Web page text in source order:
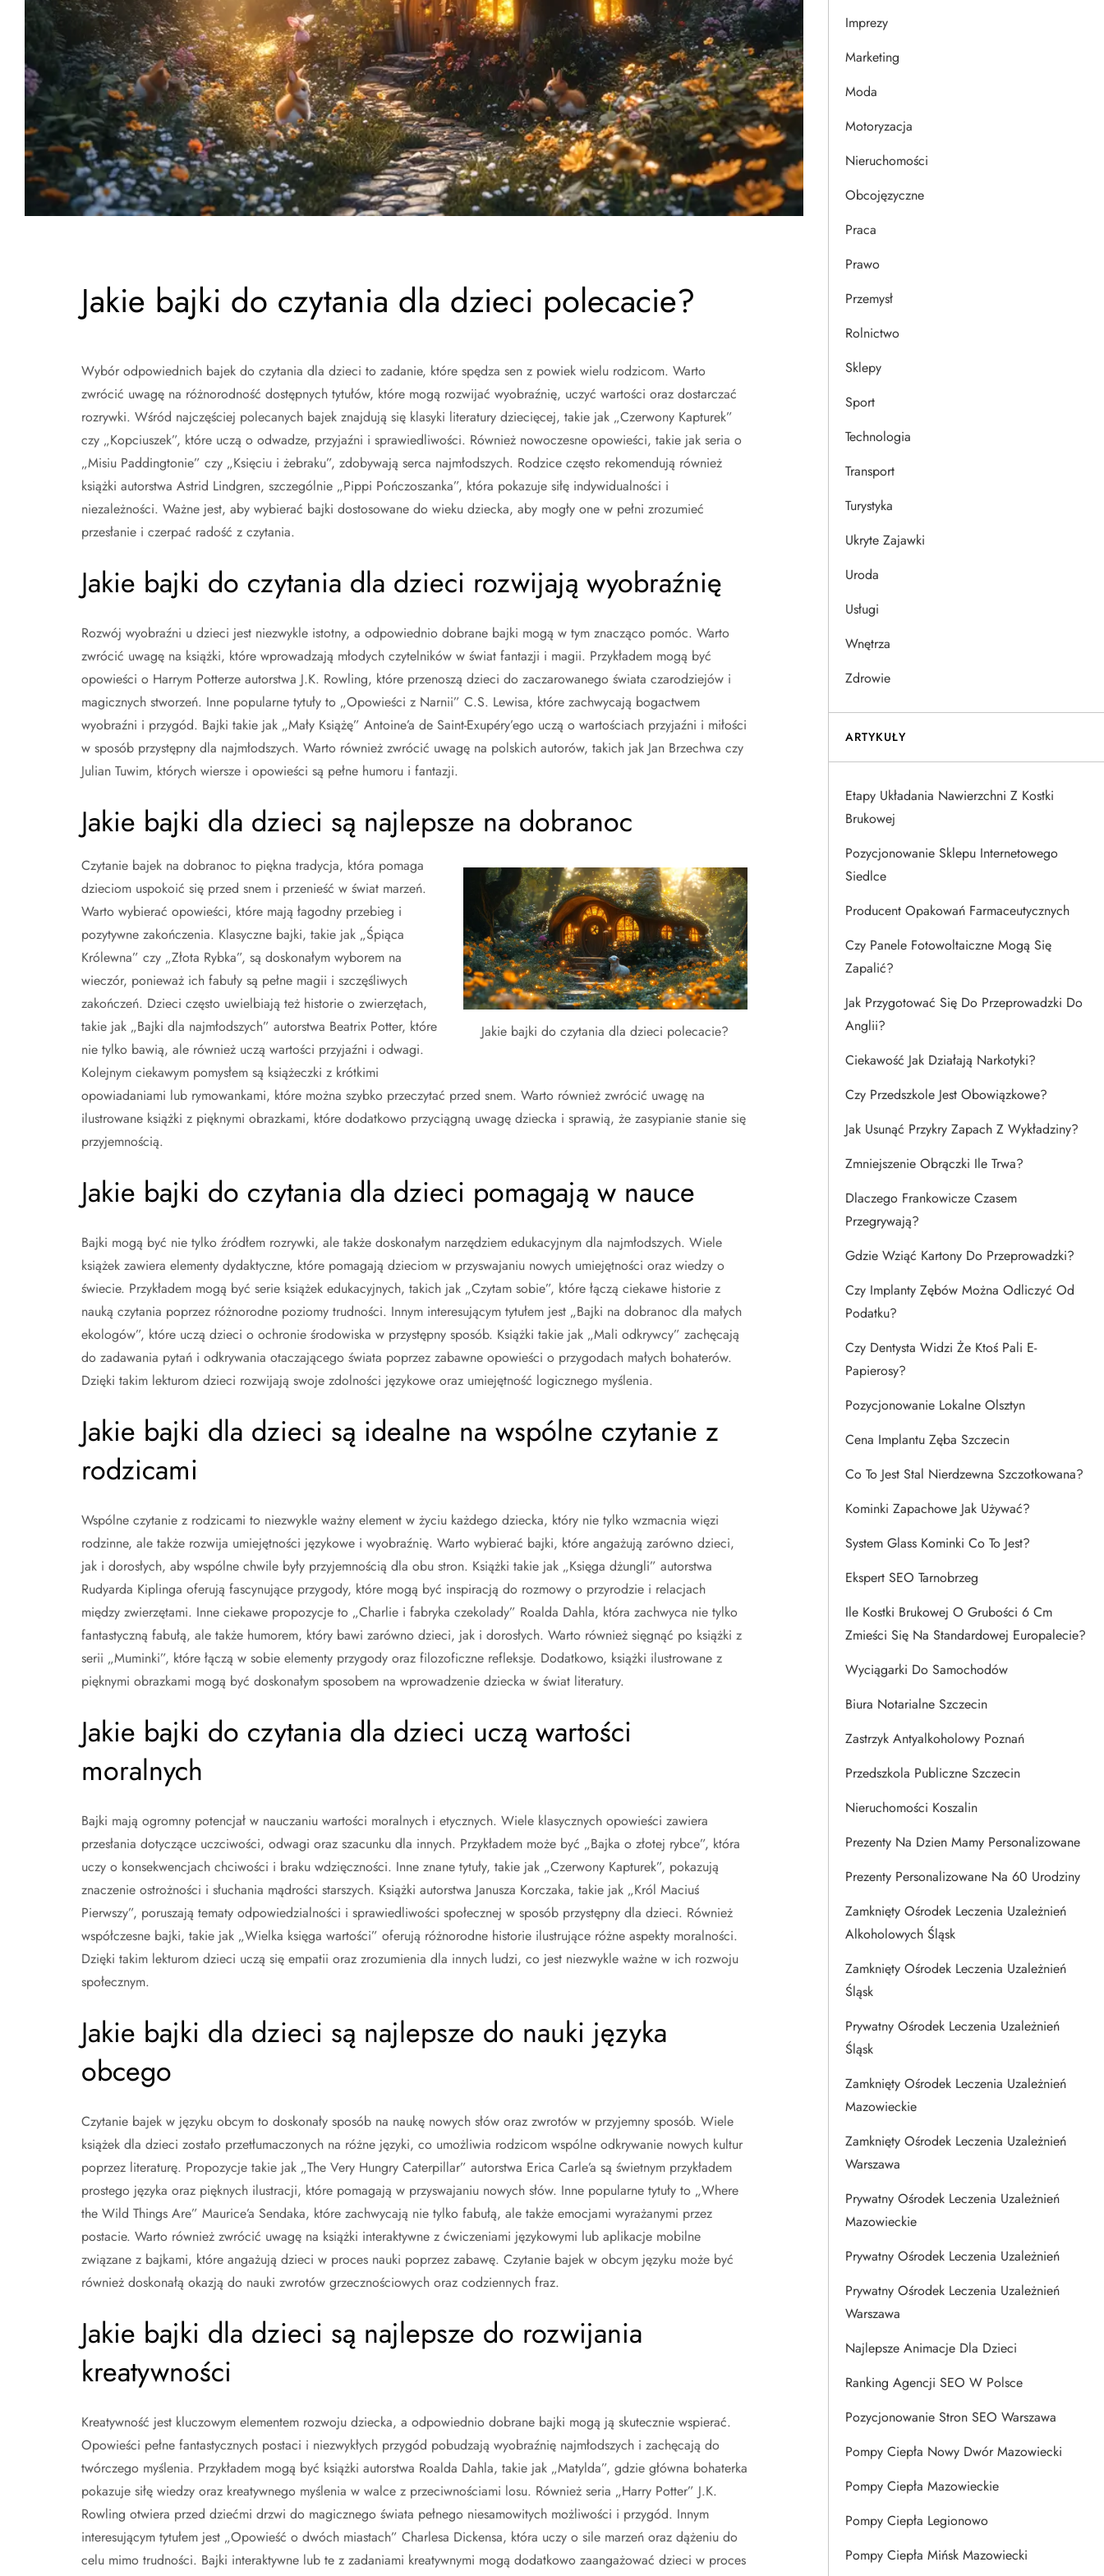
Jakie bajki do czytania dla dzieci polecacie?
Wybór odpowiednich bajek do czytania dla dzieci to zadanie, które spędza sen z powiek wielu rodzicom. Warto
zwrócić uwagę na różnorodność dostępnych tytułów, które mogą rozwijać wyobraźnię, uczyć wartości oraz dostarczać
rozrywki. Wśród najczęściej polecanych bajek znajdują się klasyki literatury dziecięcej, takie jak „Czerwony Kapturek”
czy „Kopciuszek”, które uczą o odwadze, przyjaźni i sprawiedliwości. Również nowoczesne opowieści, takie jak seria o
„Misiu Paddingtonie” czy „Księciu i żebraku”, zdobywają serca najmłodszych. Rodzice często rekomendują również
książki autorstwa Astrid Lindgren, szczególnie „Pippi Pończoszanka”, która pokazuje siłę indywidualności i
niezależności. Ważne jest, aby wybierać bajki dostosowane do wieku dziecka, aby mogły one w pełni zrozumieć
przesłanie i czerpać radość z czytania.
Jakie bajki do czytania dla dzieci rozwijają wyobraźnię
Rozwój wyobraźni u dzieci jest niezwykle istotny, a odpowiednio dobrane bajki mogą w tym znacząco pomóc. Warto
zwrócić uwagę na książki, które wprowadzają młodych czytelników w świat fantazji i magii. Przykładem mogą być
opowieści o Harrym Potterze autorstwa J.K. Rowling, które przenoszą dzieci do zaczarowanego świata czarodziejów i
magicznych stworzeń. Inne popularne tytuły to „Opowieści z Narnii” C.S. Lewisa, które zachwycają bogactwem
wyobraźni i przygód. Bajki takie jak „Mały Książę” Antoine’a de Saint-Exupéry’ego uczą o wartościach przyjaźni i miłości
w sposób przystępny dla najmłodszych. Warto również zwrócić uwagę na polskich autorów, takich jak Jan Brzechwa czy
Julian Tuwim, których wiersze i opowieści są pełne humoru i fantazji.
Jakie bajki dla dzieci są najlepsze na dobranoc
Jakie bajki do czytania dla dzieci polecacie?
Czytanie bajek na dobranoc to piękna tradycja, która pomaga
dzieciom uspokoić się przed snem i przenieść w świat marzeń.
Warto wybierać opowieści, które mają łagodny przebieg i
pozytywne zakończenia. Klasyczne bajki, takie jak „Śpiąca
Królewna” czy „Złota Rybka”, są doskonałym wyborem na
wieczór, ponieważ ich fabuły są pełne magii i szczęśliwych
zakończeń. Dzieci często uwielbiają też historie o zwierzętach,
takie jak „Bajki dla najmłodszych” autorstwa Beatrix Potter, które
nie tylko bawią, ale również uczą wartości przyjaźni i odwagi.
Kolejnym ciekawym pomysłem są książeczki z krótkimi
opowiadaniami lub rymowankami, które można szybko przeczytać przed snem. Warto również zwrócić uwagę na
ilustrowane książki z pięknymi obrazkami, które dodatkowo przyciągną uwagę dziecka i sprawią, że zasypianie stanie się
przyjemnością.
Jakie bajki do czytania dla dzieci pomagają w nauce
Bajki mogą być nie tylko źródłem rozrywki, ale także doskonałym narzędziem edukacyjnym dla najmłodszych. Wiele
książek zawiera elementy dydaktyczne, które pomagają dzieciom w przyswajaniu nowych umiejętności oraz wiedzy o
świecie. Przykładem mogą być serie książek edukacyjnych, takich jak „Czytam sobie”, które łączą ciekawe historie z
nauką czytania poprzez różnorodne poziomy trudności. Innym interesującym tytułem jest „Bajki na dobranoc dla małych
ekologów”, które uczą dzieci o ochronie środowiska w przystępny sposób. Książki takie jak „Mali odkrywcy” zachęcają
do zadawania pytań i odkrywania otaczającego świata poprzez zabawne opowieści o przygodach małych bohaterów.
Dzięki takim lekturom dzieci rozwijają swoje zdolności językowe oraz umiejętność logicznego myślenia.
Jakie bajki dla dzieci są idealne na wspólne czytanie z
rodzicami
Wspólne czytanie z rodzicami to niezwykle ważny element w życiu każdego dziecka, który nie tylko wzmacnia więzi
rodzinne, ale także rozwija umiejętności językowe i wyobraźnię. Warto wybierać bajki, które angażują zarówno dzieci,
jak i dorosłych, aby wspólne chwile były przyjemnością dla obu stron. Książki takie jak „Księga dżungli” autorstwa
Rudyarda Kiplinga oferują fascynujące przygody, które mogą być inspiracją do rozmowy o przyrodzie i relacjach
między zwierzętami. Inne ciekawe propozycje to „Charlie i fabryka czekolady” Roalda Dahla, która zachwyca nie tylko
fantastyczną fabułą, ale także humorem, który bawi zarówno dzieci, jak i dorosłych. Warto również sięgnąć po książki z
serii „Muminki”, które łączą w sobie elementy przygody oraz filozoficzne refleksje. Dodatkowo, książki ilustrowane z
pięknymi obrazkami mogą być doskonałym sposobem na wprowadzenie dziecka w świat literatury.
Jakie bajki do czytania dla dzieci uczą wartości
moralnych
Bajki mają ogromny potencjał w nauczaniu wartości moralnych i etycznych. Wiele klasycznych opowieści zawiera
przesłania dotyczące uczciwości, odwagi oraz szacunku dla innych. Przykładem może być „Bajka o złotej rybce”, która
uczy o konsekwencjach chciwości i braku wdzięczności. Inne znane tytuły, takie jak „Czerwony Kapturek”, pokazują
znaczenie ostrożności i słuchania mądrości starszych. Książki autorstwa Janusza Korczaka, takie jak „Król Maciuś
Pierwszy”, poruszają tematy odpowiedzialności i sprawiedliwości społecznej w sposób przystępny dla dzieci. Również
współczesne bajki, takie jak „Wielka księga wartości” oferują różnorodne historie ilustrujące różne aspekty moralności.
Dzięki takim lekturom dzieci uczą się empatii oraz zrozumienia dla innych ludzi, co jest niezwykle ważne w ich rozwoju
społecznym.
Jakie bajki dla dzieci są najlepsze do nauki języka
obcego
Czytanie bajek w języku obcym to doskonały sposób na naukę nowych słów oraz zwrotów w przyjemny sposób. Wiele
książek dla dzieci zostało przetłumaczonych na różne języki, co umożliwia rodzicom wspólne odkrywanie nowych kultur
poprzez literaturę. Propozycje takie jak „The Very Hungry Caterpillar” autorstwa Erica Carle’a są świetnym przykładem
prostego języka oraz pięknych ilustracji, które pomagają w przyswajaniu nowych słów. Inne popularne tytuły to „Where
the Wild Things Are” Maurice’a Sendaka, które zachwycają nie tylko fabułą, ale także emocjami wyrażanymi przez
postacie. Warto również zwrócić uwagę na książki interaktywne z ćwiczeniami językowymi lub aplikacje mobilne
związane z bajkami, które angażują dzieci w proces nauki poprzez zabawę. Czytanie bajek w obcym języku może być
również doskonałą okazją do nauki zwrotów grzecznościowych oraz codziennych fraz.
Jakie bajki dla dzieci są najlepsze do rozwijania
kreatywności
Kreatywność jest kluczowym elementem rozwoju dziecka, a odpowiednio dobrane bajki mogą ją skutecznie wspierać.
Opowieści pełne fantastycznych postaci i niezwykłych przygód pobudzają wyobraźnię najmłodszych i zachęcają do
twórczego myślenia. Przykładem mogą być książki autorstwa Roalda Dahla, takie jak „Matylda”, gdzie główna bohaterka
pokazuje siłę wiedzy oraz kreatywnego myślenia w walce z przeciwnościami losu. Również seria „Harry Potter” J.K.
Rowling otwiera przed dziećmi drzwi do magicznego świata pełnego niesamowitych możliwości i przygód. Innym
interesującym tytułem jest „Opowieść o dwóch miastach” Charlesa Dickensa, która uczy o sile marzeń oraz dążeniu do
celu mimo trudności. Bajki interaktywne lub te z zadaniami kreatywnymi mogą dodatkowo zaangażować dzieci w proces
Imprezy
Marketing
Moda
Motoryzacja
Nieruchomości
Obcojęzyczne
Praca
Prawo
Przemysł
Rolnictwo
Sklepy
Sport
Technologia
Transport
Turystyka
Ukryte Zajawki
Uroda
Usługi
Wnętrza
Zdrowie
ARTYKUŁY
Etapy Układania Nawierzchni Z Kostki
Brukowej
Pozycjonowanie Sklepu Internetowego
Siedlce
Producent Opakowań Farmaceutycznych
Czy Panele Fotowoltaiczne Mogą Się
Zapalić?
Jak Przygotować Się Do Przeprowadzki Do
Anglii?
Ciekawość Jak Działają Narkotyki?
Czy Przedszkole Jest Obowiązkowe?
Jak Usunąć Przykry Zapach Z Wykładziny?
Zmniejszenie Obrączki Ile Trwa?
Dlaczego Frankowicze Czasem
Przegrywają?
Gdzie Wziąć Kartony Do Przeprowadzki?
Czy Implanty Zębów Można Odliczyć Od
Podatku?
Czy Dentysta Widzi Że Ktoś Pali E-
Papierosy?
Pozycjonowanie Lokalne Olsztyn
Cena Implantu Zęba Szczecin
Co To Jest Stal Nierdzewna Szczotkowana?
Kominki Zapachowe Jak Używać?
System Glass Kominki Co To Jest?
Ekspert SEO Tarnobrzeg
Ile Kostki Brukowej O Grubości 6 Cm
Zmieści Się Na Standardowej Europalecie?
Wyciągarki Do Samochodów
Biura Notarialne Szczecin
Zastrzyk Antyalkoholowy Poznań
Przedszkola Publiczne Szczecin
Nieruchomości Koszalin
Prezenty Na Dzien Mamy Personalizowane
Prezenty Personalizowane Na 60 Urodziny
Zamknięty Ośrodek Leczenia Uzależnień
Alkoholowych Śląsk
Zamknięty Ośrodek Leczenia Uzależnień
Śląsk
Prywatny Ośrodek Leczenia Uzależnień
Śląsk
Zamknięty Ośrodek Leczenia Uzależnień
Mazowieckie
Zamknięty Ośrodek Leczenia Uzależnień
Warszawa
Prywatny Ośrodek Leczenia Uzależnień
Mazowieckie
Prywatny Ośrodek Leczenia Uzależnień
Prywatny Ośrodek Leczenia Uzależnień
Warszawa
Najlepsze Animacje Dla Dzieci
Ranking Agencji SEO W Polsce
Pozycjonowanie Stron SEO Warszawa
Pompy Ciepła Nowy Dwór Mazowiecki
Pompy Ciepła Mazowieckie
Pompy Ciepła Legionowo
Pompy Ciepła Mińsk Mazowiecki